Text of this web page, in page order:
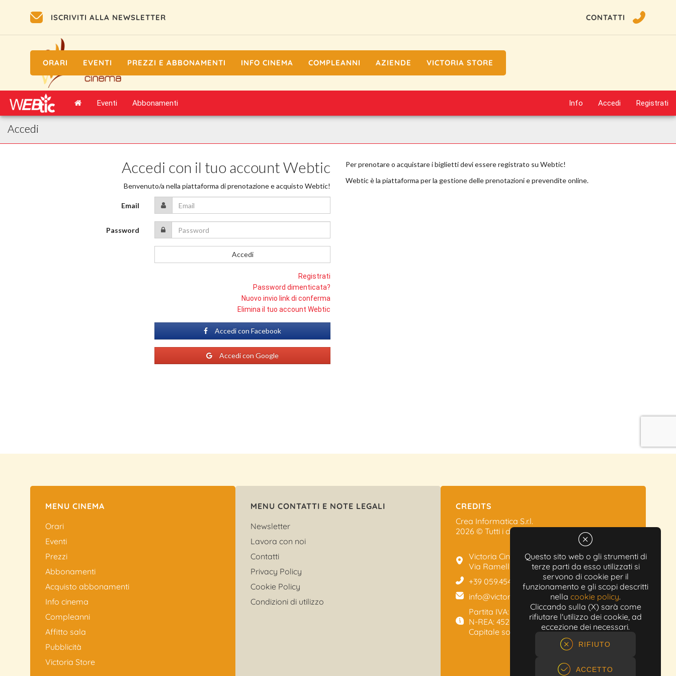
Questo sito web o gli strumenti di
terze parti da esso utilizzati si
servono di cookie per il
funzionamento e gli scopi descritti
nella cookie policy.
Cliccando sulla (X) sarà come
rifiutare l'utilizzo dei cookie, ad
eccezione dei necessari.
RIFIUTO
ACCETTO
ISCRIVITI ALLA NEWSLETTER CONTATTI
ORARI EVENTI PREZZI E ABBONAMENTI INFO CINEMA COMPLEANNI AZIENDE VICTORIA STORE
MENU CINEMA
Orari
Eventi
Prezzi
Abbonamenti
Acquisto abbonamenti
Info cinema
Compleanni
Affitto sala
Pubblicità
Victoria Store
MENU CONTATTI E NOTE LEGALI
Newsletter
Lavora con noi
Contatti
Privacy Policy
Cookie Policy
Condizioni di utilizzo
CREDITS
Crea Informatica S.r.l.
2026 © Tutti i diritti riservati.
Victoria Cinema
Via Ramelli, 101 - Modena
+39 059.454622
info@victoriacinema.it
Partita IVA: 02603471208
N-REA: 452611
Capitale sociale: 300.000,00€